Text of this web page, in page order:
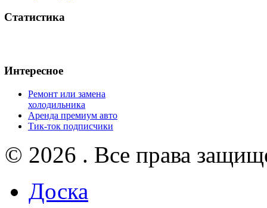
Статистика
Интересное
Ремонт или замена
холодильника
Аренда премиум авто
Тик-ток подписчики
© 2026 . Все права
Доска